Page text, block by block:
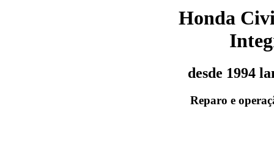
Honda
desde 1994
Reparo e